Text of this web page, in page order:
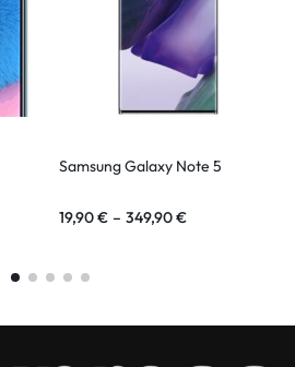
Samsung Galaxy Note 5
19,90€ – 349,90€